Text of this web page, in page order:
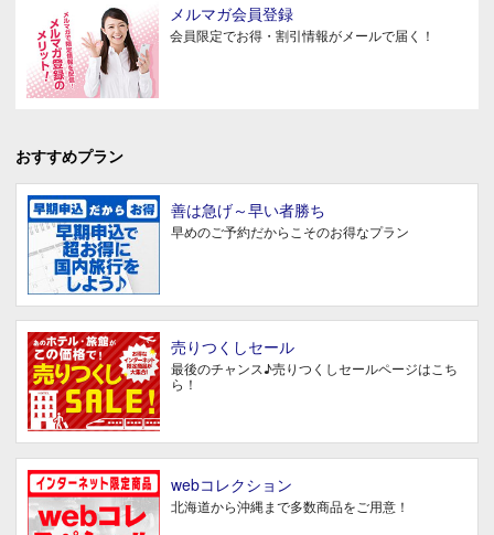
メルマガ会員登録
会員限定でお得・割引情報がメールで届く！
おすすめプラン
善は急げ～早い者勝ち
早めのご予約だからこそのお得なプラン
売りつくしセール
最後のチャンス♪売りつくしセールページはこち
ら！
webコレクション
北海道から沖縄まで多数商品をご用意！